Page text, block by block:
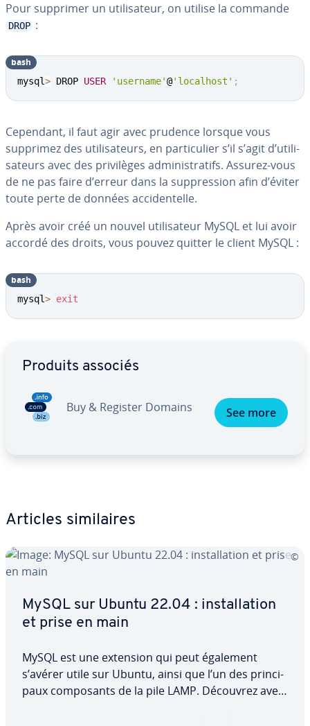
Pour supprimer un uti­li­sa­teur, on utilise la commande
DROP :
mysql> DROP USER 'username'@'localhost' ;
bash
Cependant, il faut agir avec prudence lorsque vous
supprimez des uti­li­sa­teurs, en par­ti­cu­lier s’il s’agit d’uti­li­
sa­teurs avec des pri­vi­lèges ad­mi­nis­tra­tifs. Assurez-vous
de ne pas faire d’erreur dans la sup­pres­sion afin d’éviter
toute perte de données ac­ci­den­telle.
Après avoir créé un nouvel uti­li­sa­teur MySQL et lui avoir
accordé des droits, vous pouvez quitter le client MySQL :
mysql> exit
bash
Produits associés
Buy & Register Domains See more
Articles si­mi­laires
MySQL sur Ubuntu 22.04 : ins­tal­la­tion
et prise en main
MySQL est une extension qui peut également
s’avérer utile sur Ubuntu, ainsi que l’un des prin­ci­
paux com­po­sants de la pile LAMP. Découvrez avec